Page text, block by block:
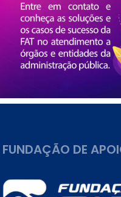
FUNDAÇÃO DE